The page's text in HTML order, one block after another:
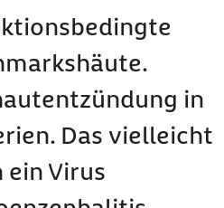
in
Das vielleicht
Virus